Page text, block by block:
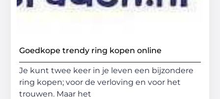
Goedkope trendy ring kopen online
Je kunt twee keer in je leven een bijzondere
ring kopen; voor de verloving en voor het
trouwen. Maar het